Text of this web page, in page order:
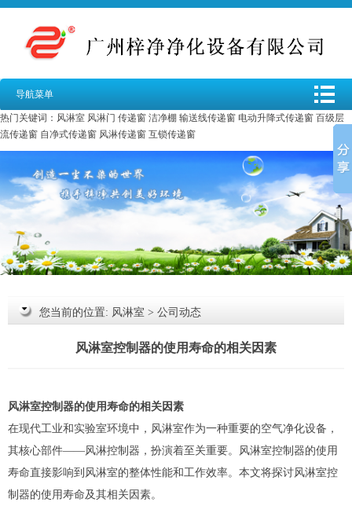
导航菜单
热门关键词： 风淋室 风淋门 传递窗 洁净棚 输送线传递窗 电动升降式传递窗 百级层
流传递窗 自净式传递窗 风淋传递窗 互锁传递窗
您当前的位置: 风淋室 > 公司动态
风淋室控制器的使用寿命的相关因素
风淋室控制器的使用寿命的相关因素
在现代工业和实验室环境中， 风淋室作为一种重要的空气净化设备，
其核心部件——风淋控制器，扮演着至关重要。
风淋室控制器的使用
寿命直接影响到风淋室的整体性能和工作效率。本文将探讨风淋室控
制器的使用寿命及其相关因素。